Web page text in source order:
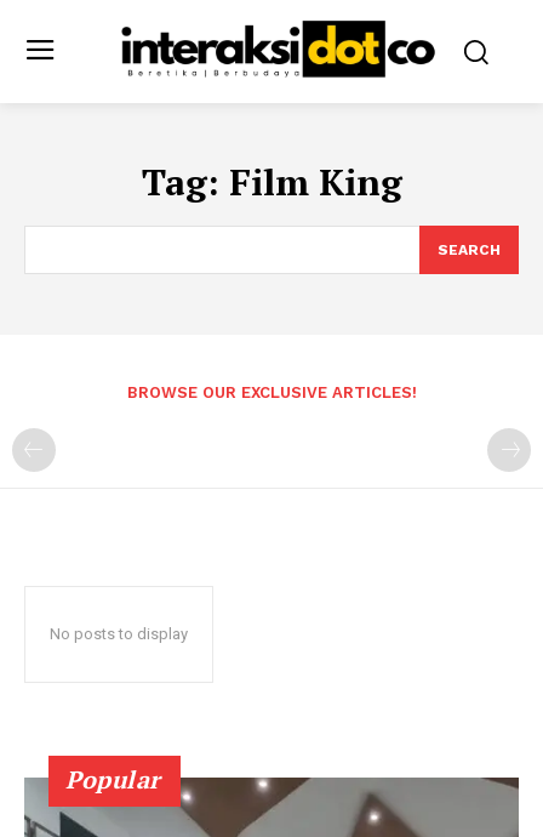
Tag: Film King
SEARCH
BROWSE OUR EXCLUSIVE ARTICLES!
No posts to display
Popular